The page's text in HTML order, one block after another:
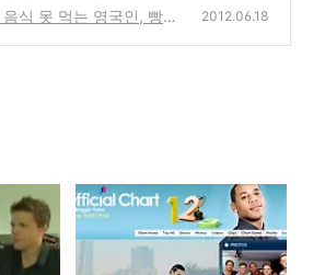
식 못 먹는 영국인, 빵
2012.06.18